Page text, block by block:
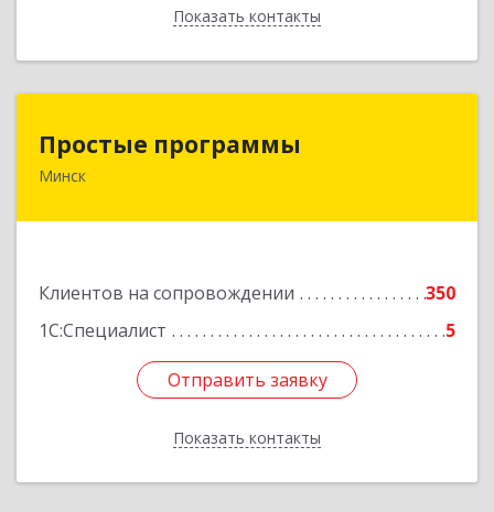
Показать контакты
Назад
Простые программы
Минск
Клиентов на сопровождении
350
1С:Специалист
5
Отправить заявку
Показать контакты
220116, пр-т Дзержинского, д. 104, пом.54а,
Отправить заявку
Назад